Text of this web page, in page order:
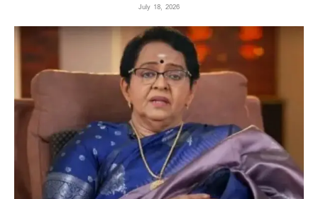
July 18, 2026